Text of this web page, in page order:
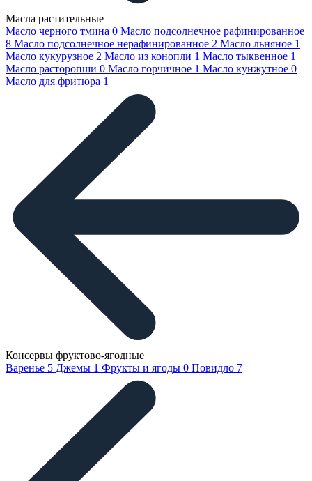
Масла растительные
Масло черного тмина 0 Масло подсолнечное рафинированное
8 Масло подсолнечное нерафинированное 2 Масло льняное 1
Масло кукурузное 2 Масло из конопли 1 Масло тыквенное 1
Масло расторопши 0 Масло горчичное 1 Масло кунжутное 0
Масло для фритюра 1
Консервы фруктово-ягодные
Варенье 5 Джемы 1 Фрукты и ягоды 0 Повидло 7